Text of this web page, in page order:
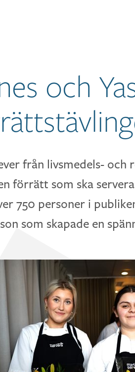
och
från livsmedels-
förrätt som ska
750 personer i
som skapade en